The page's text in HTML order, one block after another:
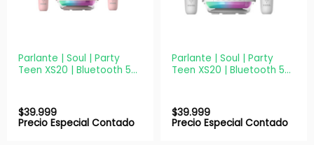
Parlante | Soul | Party
Teen XS20 | Bluetooth 5W
$39.999
Precio Especial Contado
Parlante | Soul | Party
Teen XS20 | Bluetooth 5W
$39.999
Precio Especial Contado